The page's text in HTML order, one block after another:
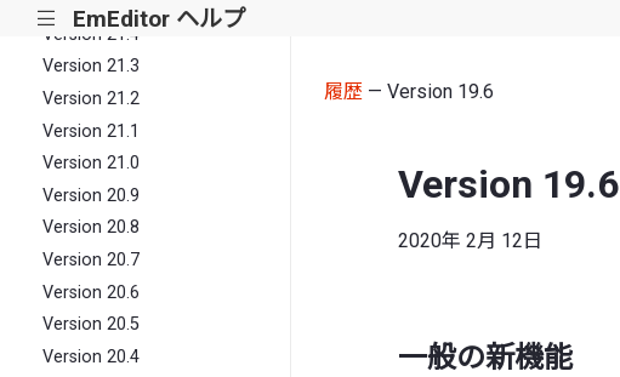
||| EmEditor ヘルプ
Version 21.4
Version 21.3
Version 21.2
Version 21.1
Version 21.0
Version 20.9
Version 20.8
Version 20.7
Version 20.6
Version 20.5
Version 20.4
履歴 — Version 19.6
Version 19.6
2020年 2月 12日
一般の新機能